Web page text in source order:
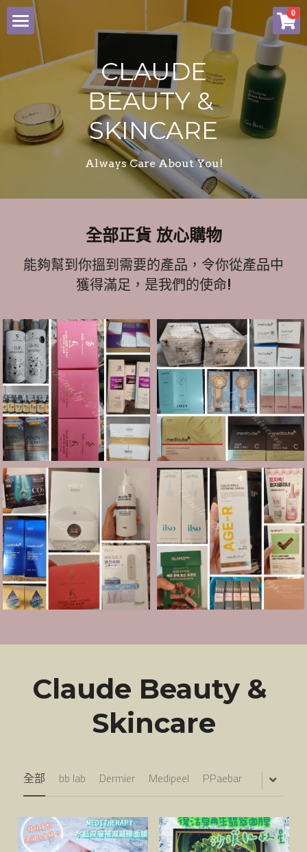
0
Home
所有商品分類
Dermier
Medipeel
PPaebar
Feelfing
Growus
Eunice
LG
Dr.Melaxin
Meditherapy
Sheibe
wellage
Sungboon
Raimethx
Ronas
WHOO后
付款辦法
登錄
CLAUDE
BEAUTY &
SKINCARE
Always Care About You!
全部正貨 放心購物
能夠幫到你搵到需要的產品，令你從產品中
獲得滿足，是我們的使命!
Claude Beauty &
Skincare
全部 bb lab Dermier Medipeel PPaebar
×
商品分類
所有商品分類